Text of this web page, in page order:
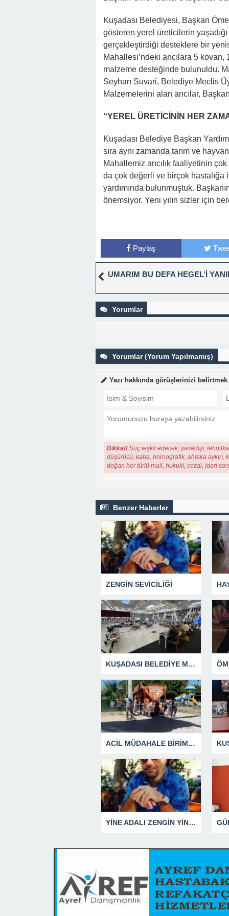
Kuşadası Belediyesi, Başkan
gösteren yerel üreticilerin yaşadığı
gerçekleştirdiği desteklere bir
Mahallesi’ndeki arıcılara 5
malzeme desteğinde bulunuldu.
Seyhan Suvari, Belediye Meclis
Malzemelerini alan arıcılar,
“YEREL ÜRETİCİNİN HER
Kuşadası Belediye Başkan
sıra aynı zamanda tarım ve
Mahallemiz arıcılık faaliyetinin
da çok değerli ve birçok hastalığa
yardımında bulunmuştuk.
önemsiyor. Yeni yılın sizler için
Paylaş
UMARIM BU DEFA HEGEL’İ
Yorumlar
Yorumlar (Yorum Yapılmamış)
Yazı hakkında görüşlerinizi
Dikkat! Suç teşkil edecek, yasadışı,
düşürücü, kaba, pornografik, ahlaka
doğan her türlü mali, hukuki, cezai, idari
Benzer Haberler
ZENGİN SEVİCİLİĞİ
KUŞADASI BELEDİYE MECLİSİ’NDEN ÖNEMLİ KARARLAR
ACİL MÜDAHALE BİRİMİ HİZMETİNİ SÜRDÜRÜYOR
YİNE ADALI ZENGİN YİNE BEN DEDİ